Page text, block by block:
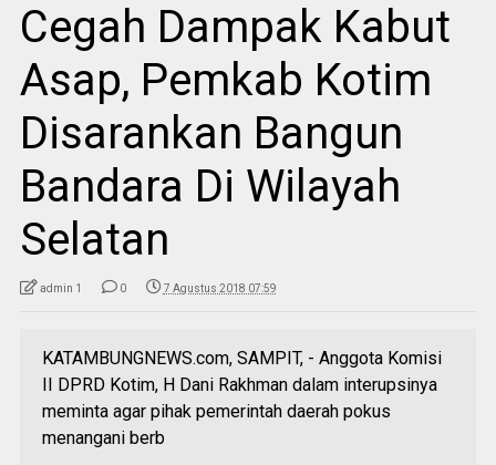
Cegah Dampak Kabut
Asap, Pemkab Kotim
Disarankan Bangun
Bandara Di Wilayah
Selatan
admin 1 0 7 Agustus 2018 07:59
KATAMBUNGNEWS.com, SAMPIT, - Anggota Komisi
II DPRD Kotim, H Dani Rakhman dalam interupsinya
meminta agar pihak pemerintah daerah pokus
menangani berb